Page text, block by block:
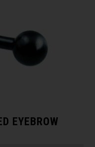
EYEBROW